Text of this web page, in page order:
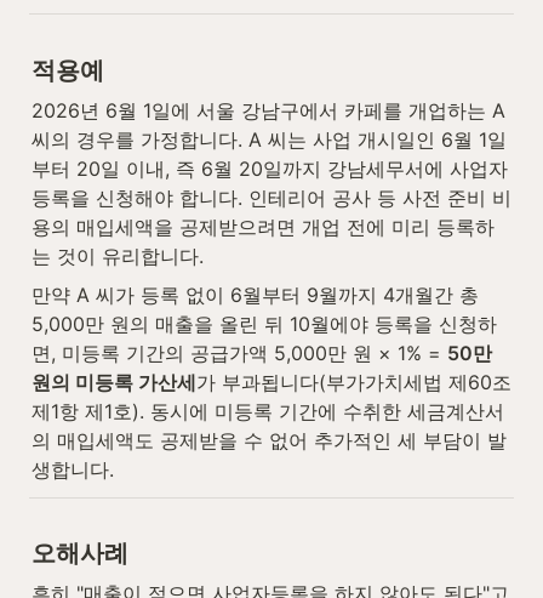
적용예
2026년 6월 1일에 서울 강남구에서 카페를 개업하는 A
씨의 경우를 가정합니다. A 씨는 사업 개시일인 6월 1일
부터 20일 이내, 즉 6월 20일까지 강남세무서에 사업자
등록을 신청해야 합니다. 인테리어 공사 등 사전 준비 비
용의 매입세액을 공제받으려면 개업 전에 미리 등록하
는 것이 유리합니다.
만약 A 씨가 등록 없이 6월부터 9월까지 4개월간 총
5,000만 원의 매출을 올린 뒤 10월에야 등록을 신청하
면, 미등록 기간의 공급가액 5,000만 원 × 1% = 50만
원의 미등록 가산세가 부과됩니다(부가가치세법 제60조
제1항 제1호). 동시에 미등록 기간에 수취한 세금계산서
의 매입세액도 공제받을 수 없어 추가적인 세 부담이 발
생합니다.
오해사례